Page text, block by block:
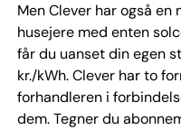
Men Clever har også
husejere med enten
får du uanset din egen
kr./kWh. Clever har to
forhandleren i
dem. Tegner du